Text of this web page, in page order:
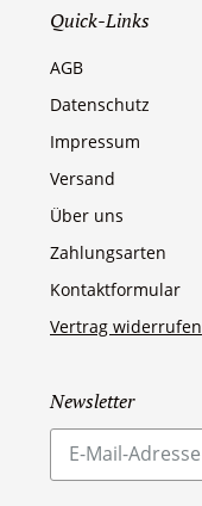
Quick-Links
AGB
Datenschutz
Impressum
Versand
Über uns
Zahlungsarten
Kontaktformular
Vertrag widerrufen
Newsletter
Abonnieren
unsere